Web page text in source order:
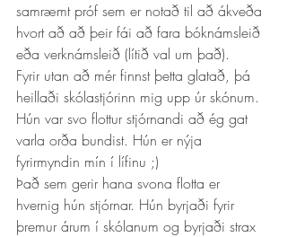
samræmt próf sem er notað til að ákveða
hvort að að þeir fái að fara bóknámsleið
eða verknámsleið (lítið val um það).
Fyrir utan að mér finnst þetta glatað, þá
heillaði skólastjórinn mig upp úr skónum.
Hún var svo flottur stjórnandi að ég gat
varla orða bundist. Hún er nýja
fyrirmyndin mín í lífinu ;)
Það sem gerir hana svona flotta er
hvernig hún stjórnar. Hún byrjaði fyrir
þremur árum í skólanum og byrjaði strax